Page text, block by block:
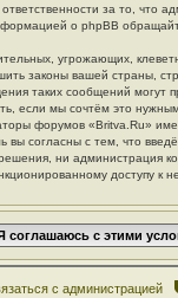
за то, что
о phpBB
угрожающих,
законы вашей страны,
таких сообщений
если мы сочтём это
форумов «Britva.Ru»
вы согласны с тем, что
ни администрация
доступу к
с администрацией